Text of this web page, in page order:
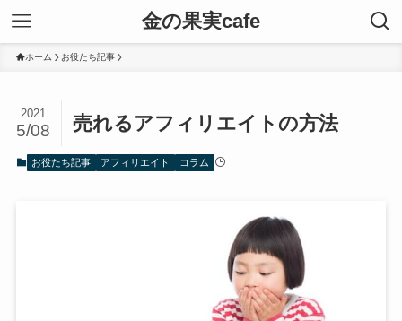
金の果実cafe
ホーム お役たち記事
売れるアフィリエイトの方法
2021
5/08
お役たち記事 アフィリエイト コラム